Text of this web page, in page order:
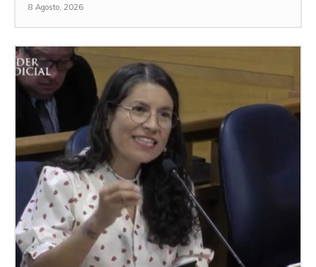
8 Agosto, 2026